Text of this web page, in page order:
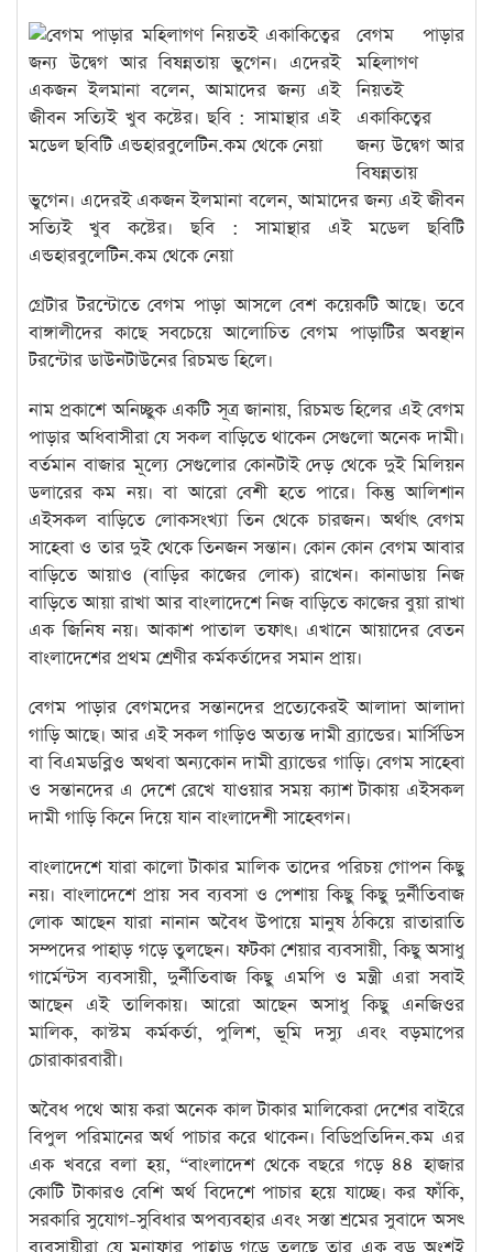
বেগম পাড়ার
মহিলাগণ
নিয়তই
একাকিত্বের
জন্য উদ্বেগ আর
বিষন্নতায়
ভুগেন। এদেরই একজন ইলমানা বলেন, আমাদের জন্য এই জীবন
সত্যিই খুব কষ্টের। ছবি : সামান্থার এই মডেল ছবিটি
এন্ডহারবুলেটিন.কম থেকে নেয়া
গ্রেটার টরন্টোতে বেগম পাড়া আসলে বেশ কয়েকটি আছে। তবে
বাঙ্গালীদের কাছে সবচেয়ে আলোচিত বেগম পাড়াটির অবস্থান
টরন্টোর ডাউনটাউনের রিচমন্ড হিলে।
নাম প্রকাশে অনিচ্ছুক একটি সূত্র জানায়, রিচমন্ড হিলের এই বেগম
পাড়ার অধিবাসীরা যে সকল বাড়িতে থাকেন সেগুলো অনেক দামী।
বর্তমান বাজার মূল্যে সেগুলোর কোনটাই দেড় থেকে দুই মিলিয়ন
ডলারের কম নয়। বা আরো বেশী হতে পারে। কিন্তু আলিশান
এইসকল বাড়িতে লোকসংখ্যা তিন থেকে চারজন। অর্থাৎ বেগম
সাহেবা ও তার দুই থেকে তিনজন সন্তান। কোন কোন বেগম আবার
বাড়িতে আয়াও (বাড়ির কাজের লোক) রাখেন। কানাডায় নিজ
বাড়িতে আয়া রাখা আর বাংলাদেশে নিজ বাড়িতে কাজের বুয়া রাখা
এক জিনিষ নয়। আকাশ পাতাল তফাৎ। এখানে আয়াদের বেতন
বাংলাদেশের প্রথম শ্রেণীর কর্মকর্তাদের সমান প্রায়।
বেগম পাড়ার বেগমদের সন্তানদের প্রত্যেকেরই আলাদা আলাদা
গাড়ি আছে। আর এই সকল গাড়িও অত্যন্ত দামী ব্র্যান্ডের। মার্সিডিস
বা বিএমডব্লিও অথবা অন্যকোন দামী ব্র্যান্ডের গাড়ি। বেগম সাহেবা
ও সন্তানদের এ দেশে রেখে যাওয়ার সময় ক্যাশ টাকায় এইসকল
দামী গাড়ি কিনে দিয়ে যান বাংলাদেশী সাহেবগন।
বাংলাদেশে যারা কালো টাকার মালিক তাদের পরিচয় গোপন কিছু
নয়। বাংলাদেশে প্রায় সব ব্যবসা ও পেশায় কিছু কিছু দুর্নীতিবাজ
লোক আছেন যারা নানান অবৈধ উপায়ে মানুষ ঠকিয়ে রাতারাতি
সম্পদের পাহাড় গড়ে তুলছেন। ফটকা শেয়ার ব্যবসায়ী, কিছু অসাধু
গার্মেন্টস ব্যবসায়ী, দুর্নীতিবাজ কিছু এমপি ও মন্ত্রী এরা সবাই
আছেন এই তালিকায়। আরো আছেন অসাধু কিছু এনজিওর
মালিক, কাস্টম কর্মকর্তা, পুলিশ, ভূমি দস্যু এবং বড়মাপের
চোরাকারবারী।
অবৈধ পথে আয় করা অনেক কাল টাকার মালিকেরা দেশের বাইরে
বিপুল পরিমানের অর্থ পাচার করে থাকেন। বিডিপ্রতিদিন.কম এর
এক খবরে বলা হয়, “বাংলাদেশ থেকে বছরে গড়ে ৪৪ হাজার
কোটি টাকারও বেশি অর্থ বিদেশে পাচার হয়ে যাচ্ছে। কর ফাঁকি,
সরকারি সুযোগ-সুবিধার অপব্যবহার এবং সস্তা শ্রমের সুবাদে অসৎ